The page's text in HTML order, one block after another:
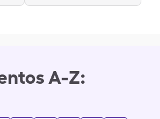
A-Z: